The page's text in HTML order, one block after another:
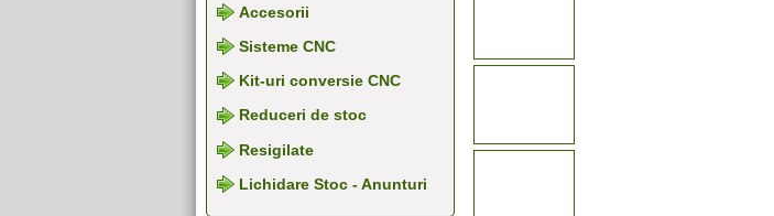
Accesorii
Sisteme CNC
Kit-uri conversie CNC
Reduceri de stoc
Resigilate
Lichidare Stoc - Anunturi